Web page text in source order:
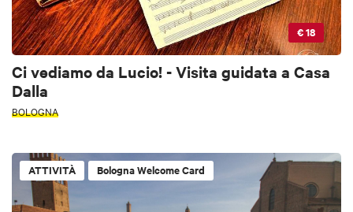
€ 18
Ci vediamo da Lucio! - Visita guidata a Casa
Dalla
BOLOGNA
ATTIVITÀ Bologna Welcome Card